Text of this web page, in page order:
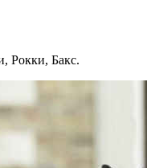
Рокки, Бакс.